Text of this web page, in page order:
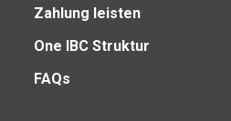
Zahlung leisten
One IBC Struktur
FAQs